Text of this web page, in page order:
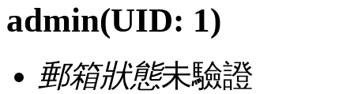
admin(UID: 1)
郵箱狀態未驗證